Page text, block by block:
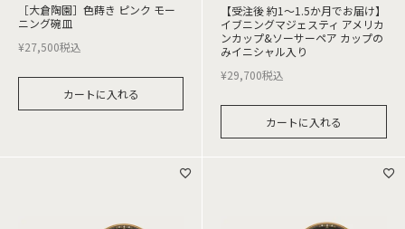
［大倉陶園］色蒔き ピンク モー
ニング碗皿
¥27,500税込
カートに入れる
【受注後 約1～1.5か月でお届け】
イブニングマジェスティ アメリカ
ンカップ&ソーサーペア カップの
みイニシャル入り
¥29,700税込
カートに入れる